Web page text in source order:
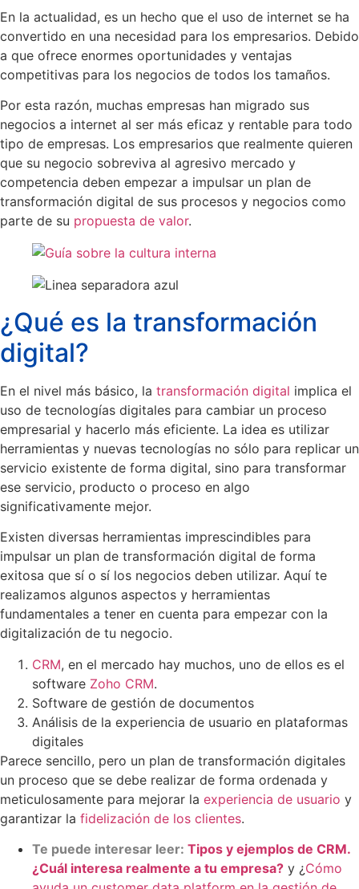
En la actualidad, es un hecho que el uso de internet se ha
convertido en una necesidad para los empresarios. Debido
a que ofrece enormes oportunidades y ventajas
competitivas para los negocios de todos los tamaños.
Por esta razón, muchas empresas han migrado sus
negocios a internet al ser más eficaz y rentable para todo
tipo de empresas. Los empresarios que realmente quieren
que su negocio sobreviva al agresivo mercado y
competencia deben empezar a impulsar un plan de
transformación digital de sus procesos y negocios como
parte de su propuesta de valor.
¿Qué es la transformación
digital?
En el nivel más básico, la transformación digital implica el
uso de tecnologías digitales para cambiar un proceso
empresarial y hacerlo más eficiente. La idea es utilizar
herramientas y nuevas tecnologías no sólo para replicar un
servicio existente de forma digital, sino para transformar
ese servicio, producto o proceso en algo
significativamente mejor.
Existen diversas herramientas imprescindibles para
impulsar un plan de transformación digital de forma
exitosa que sí o sí los negocios deben utilizar. Aquí te
realizamos algunos aspectos y herramientas
fundamentales a tener en cuenta para empezar con la
digitalización de tu negocio.
CRM, en el mercado hay muchos, uno de ellos es el
software Zoho CRM.
Software de gestión de documentos
Análisis de la experiencia de usuario en plataformas
digitales
Parece sencillo, pero un plan de transformación digitales
un proceso que se debe realizar de forma ordenada y
meticulosamente para mejorar la experiencia de usuario y
garantizar la fidelización de los clientes.
Te puede interesar leer: Tipos y ejemplos de CRM.
¿Cuál interesa realmente a tu empresa? y ¿Cómo